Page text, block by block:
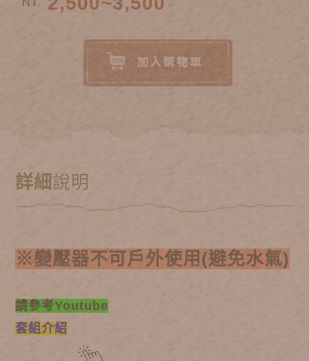
NT.
詳細說明
※變壓器不可戶外使用(避免水氣)
請參考Youtube
套組介紹